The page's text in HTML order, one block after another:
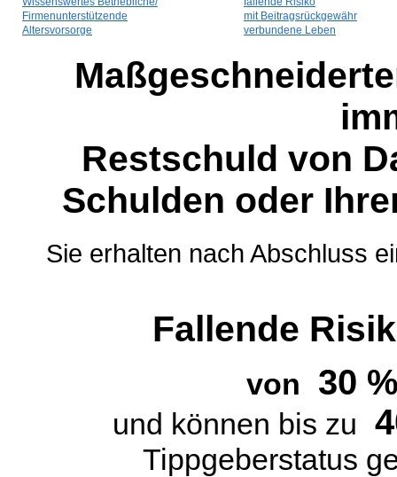
Firmenunterstützende
Altersvorsorge
mit Beitragsrückgewähr
verbundene Leben
Restschuld von
Schulden oder
Sie erhalten nach Abschluss
Fallende
von 30
und können bis zu
Tippgeberstatus